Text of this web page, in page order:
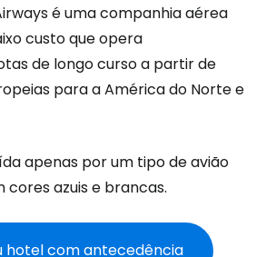
é uma companhia aérea
custo que opera
de longo curso a partir de
para a América do Norte e
apenas por um tipo de avião
cores azuis e brancas.
hotel com antecedência